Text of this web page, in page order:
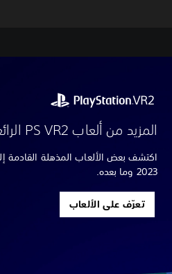
المزيد من ألعاب PS VR2 الرائعة
2023 وما بعده.
تعرّف على الألعاب